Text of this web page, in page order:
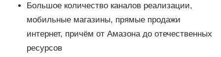
Большое количество каналов реализации,
мобильные магазины, прямые продажи
интернет, причём от Амазона до отечественных
ресурсов